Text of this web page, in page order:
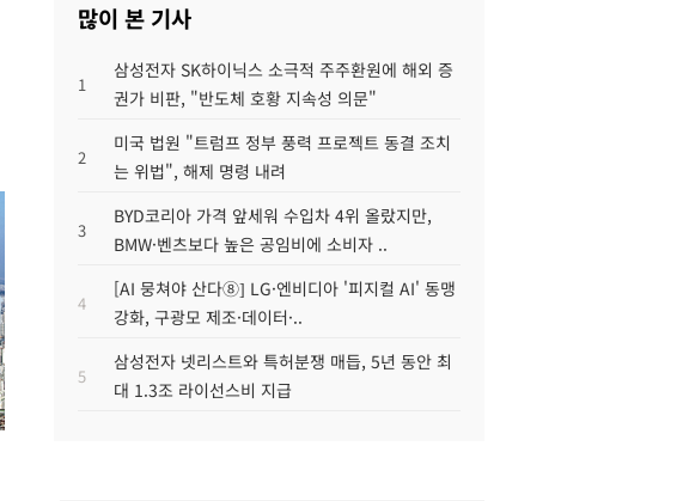
많이 본 기사
1
삼성전자 SK하이닉스 소극적 주주환원에 해외 증
권가 비판, "반도체 호황 지속성 의문"
2
미국 법원 "트럼프 정부 풍력 프로젝트 동결 조치
는 위법", 해제 명령 내려
3
BYD코리아 가격 앞세워 수입차 4위 올랐지만,
BMW·벤츠보다 높은 공임비에 소비자 ..
4
[AI 뭉쳐야 산다⑧] LG·엔비디아 '피지컬 AI' 동맹
강화, 구광모 제조·데이터·..
5
삼성전자 넷리스트와 특허분쟁 매듭, 5년 동안 최
대 1.3조 라이선스비 지급